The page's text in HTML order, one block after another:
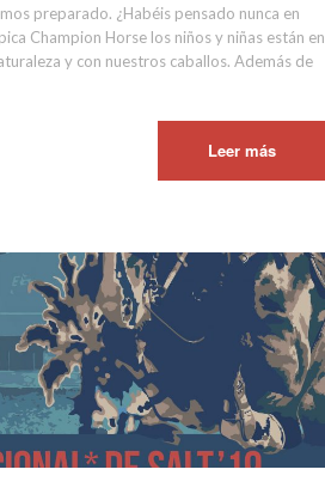
preparado. ¿Habéis pensado nunca en
Champion Horse los niños y niñas están en
y con nuestros caballos. Además de
Leer más